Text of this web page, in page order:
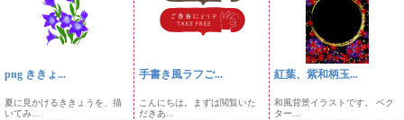
png ききょ...
夏に見かけるききょうを、描
いてみ...
手書き風ラフご...
こんにちは。まずは閲覧いた
だきあ...
紅葉、紫和柄玉...
和風背景イラストです。 ベク
ター...